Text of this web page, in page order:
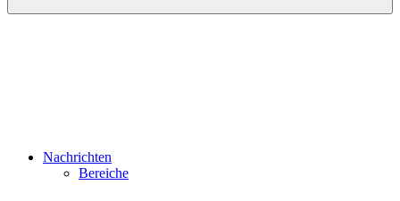
Nachrichten
Bereiche